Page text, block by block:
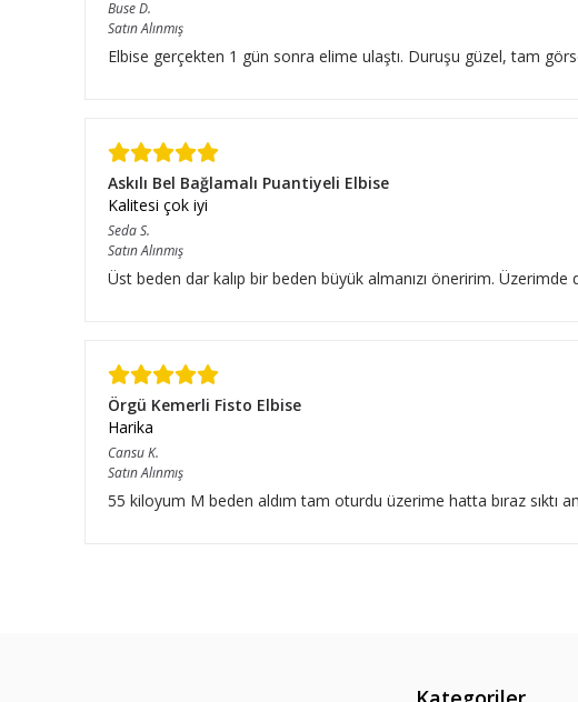
BuseD.
Satın Alınmış
Elbise gerçekten 1 gün sonra elime ulaştı. Duruşu güzel, tam
Askılı Bel Bağlamalı Puantiyeli Elbise
Kalitesi çok iyi
SedaS.
Satın Alınmış
Üst beden dar kalıp bir beden büyük almanızı öneririm.
Örgü Kemerli Fisto Elbise
Harika
CansuK.
Satın Alınmış
55 kiloyum M beden aldım tam oturdu üzerime hatta bıraz sıktı